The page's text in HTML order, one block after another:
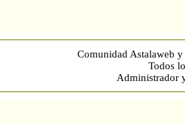
Comunidad Astalaweb
Todos
Administrador